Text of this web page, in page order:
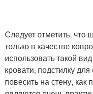
Следует отметить, что
только в качестве
использовать такой
кровати, подстилку
повесить на стену,